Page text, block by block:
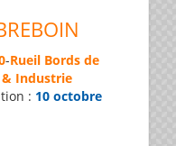
-Rueil Bords de
& Industrie
: 10 octobre